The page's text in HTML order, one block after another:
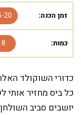
זמן הכנה: 15-
כמות: 8 מנות
כדורי השוקולד
כל ביס מחזיר אותי
יושבים סביב